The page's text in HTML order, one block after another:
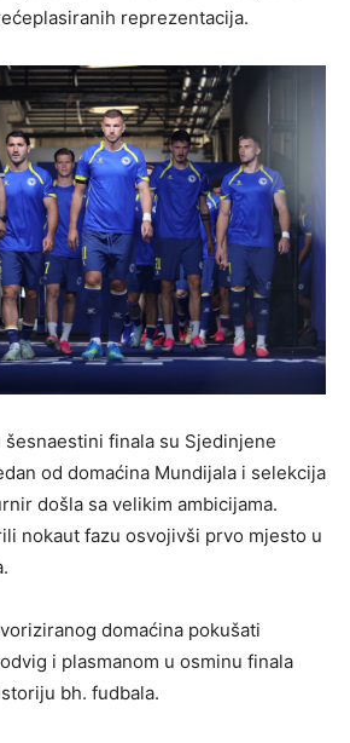
reprezentacija.
šesnaestini finala su Sjedinjene
od domaćina Mundijala i selekcija
došla sa velikim ambicijama.
nokaut fazu osvojivši prvo mjesto u
domaćina pokušati
i plasmanom u osminu finala
bh. fudbala.